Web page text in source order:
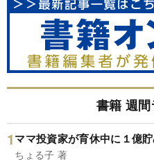
書籍 週
ママ投資家が育休中に１億
ちょる子 著